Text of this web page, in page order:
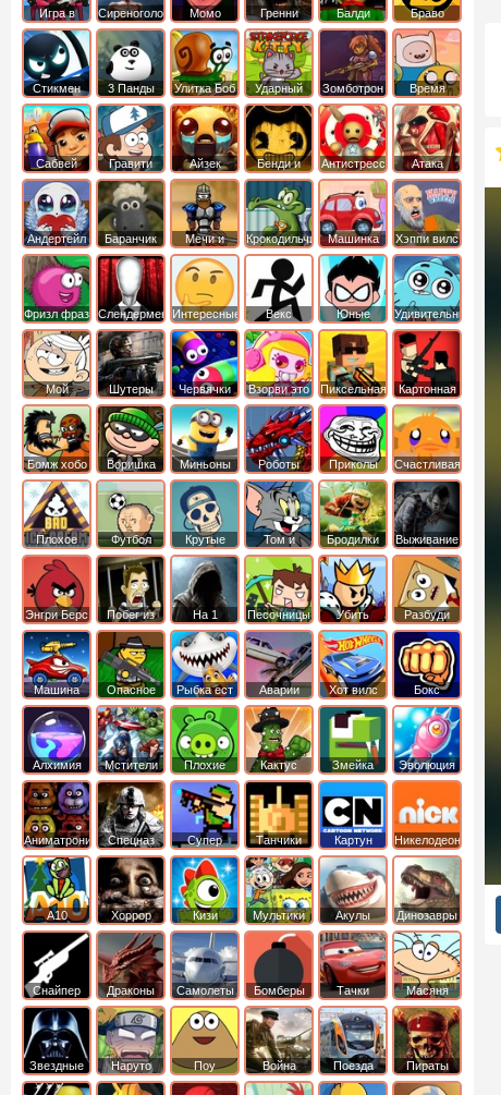
Игра в
Кальмара
Сиреноголовый Момо Гренни Балди
Браво
Старс
Стикмен 3 Панды Улитка Боб
Ударный
отряд котят
Зомботрон
Время
Приключений
Сабвей
Серф
Гравити
Фолз
Айзек
Бенди и
Чернильная
машина
Антистресс
Атака
Титанов
Андертейл
Баранчик
Шон
Мечи и
Сандали
Крокодильчик
Свомпи
Машинка
Вилли
Хэппи вилс
Фризл фраз Слендермен Интересные Векс
Юные
титаны
вперед
Удивительный
мир
Гамбола
Мой
шумный
дом
Шутеры Червячки Взорви это
Пиксельная
война
Картонная
башка
Бомж хобо
Воришка
боб
Миньоны
Роботы
динозавры
Приколы
Счастливая
обезьянка
Плохое
мороженое
Футбол
головами
Крутые
Том и
джерри
Бродилки
Приключения
Выживание
Энгри Берс
Побег из
тюрьмы
На 1 Песочницы
Убить
короля
Разбуди
коробку
Машина
ест
машину
Опасное
оружие
Рыбка ест
рыбку
Аварии
машин
Хот вилс Бокс
Алхимия Мстители
Плохие
свинки
Кактус
маккой
Змейка Эволюция
Аниматроники Спецназ
Супер
бойцы
Танчики
Картун
нетворк
Никелодеон
А10 Хоррор Кизи Мультики Акулы Динозавры
Снайпер Драконы Самолеты Бомберы Тачки Масяня
Звездные
войны
Наруто Поу Война Поезда
Пираты
Карибского